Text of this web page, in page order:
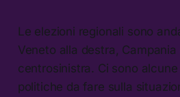
Le elezioni regionali sono
Veneto alla destra, Campania
centrosinistra. Ci sono
politiche da fare sulla